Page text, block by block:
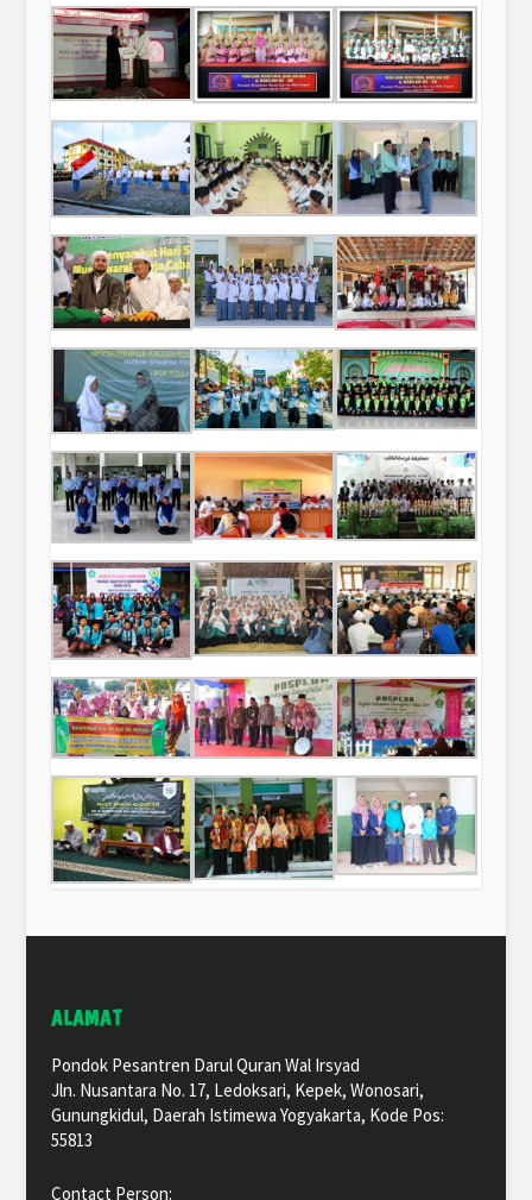
ALAMAT
Pondok Pesantren Darul Quran Wal Irsyad
Jln. Nusantara No. 17, Ledoksari, Kepek, Wonosari,
Gunungkidul, Daerah Istimewa Yogyakarta, Kode Pos:
55813
Contact Person: